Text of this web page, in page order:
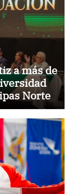
a más de
Norte